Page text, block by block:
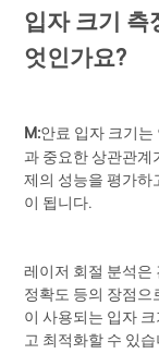
입자 크기 측
엇인가요?
M:안료 입자 크기는
과 중요한 상관관계
제의 성능을 평가하
이 됩니다.
레이저 회절 분석은
정확도 등의 장점으
이 사용되는 입자
고 최적화할 수 있